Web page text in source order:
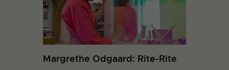
Margrethe Odgaard: Rite-Rite